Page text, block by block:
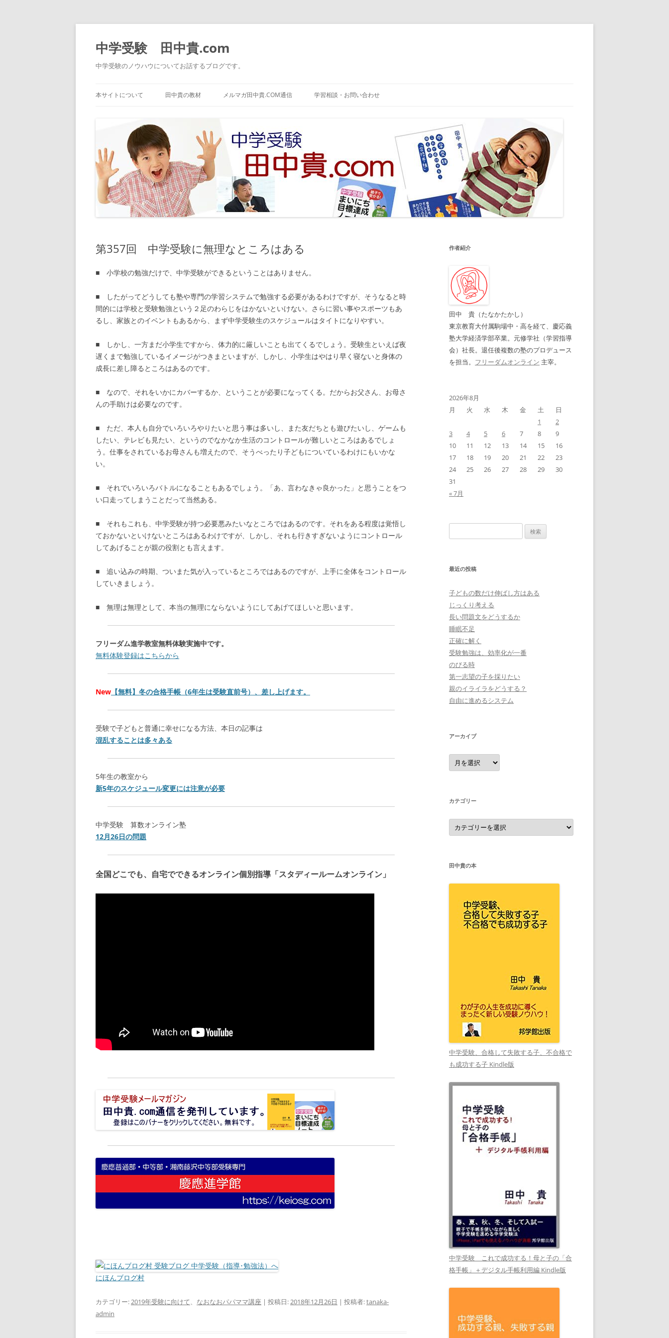
中学受験 田中貴.com
中学受験のノウハウについてお話するブログです。
ン
テ
本サイトについて 田中貴の教材 メルマガ田中貴.COM通信 学習相談・お問い合わせ
第357回 中学受験に無理なところはある
■ 小学校の勉強だけで、中学受験ができるということはありません。
■ したがってどうしても塾や専門の学習システムで勉強する必要があるわけですが、そうなると時
間的には学校と受験勉強という２足のわらじをはかないといけない。さらに習い事やスポーツもあ
るし、家族とのイベントもあるから、まず中学受験生のスケジュールはタイトになりやすい。
■ しかし、一方まだ小学生ですから、体力的に厳しいことも出てくるでしょう。受験生といえば夜
遅くまで勉強しているイメージがつきまといますが、しかし、小学生はやはり早く寝ないと身体の
成長に差し障るところはあるのです。
■ なので、それをいかにカバーするか、ということが必要になってくる。だからお父さん、お母さ
んの手助けは必要なのです。
■ ただ、本人も自分でいろいろやりたいと思う事は多いし、また友だちとも遊びたいし、ゲームも
したい、テレビも見たい、というのでなかなか生活のコントロールが難しいところはあるでしょ
う。仕事をされているお母さんも増えたので、そうべったり子どもについているわけにもいかな
い。
■ それでいろいろバトルになることもあるでしょう。「あ、言わなきゃ良かった」と思うことをつ
い口走ってしまうことだって当然ある。
■ それもこれも、中学受験が持つ必要悪みたいなところではあるのです。それをある程度は覚悟し
ておかないといけないところはあるわけですが、しかし、それも行きすぎないようにコントロール
してあげることが親の役割とも言えます。
■ 追い込みの時期、ついまた気が入っているところではあるのですが、上手に全体をコントロール
していきましょう。
■ 無理は無理として、本当の無理にならないようにしてあげてほしいと思います。
フリーダム進学教室無料体験実施中です。
無料体験登録はこちらから
New 【無料】冬の合格手帳（6年生は受験直前号）、差し上げます。
受験で子どもと普通に幸せになる方法、本日の記事は
混乱することは多々ある
5年生の教室から
新5年のスケジュール変更には注意が必要
中学受験 算数オンライン塾
12月26日の問題
全国どこでも、自宅でできるオンライン個別指導「スタディールームオンライン」
にほんブログ村
カテゴリー:2019年受験に向けて、 なおなおパパママ講座 | 投稿日:2018年12月26日 | 投稿者:tanaka-
admin
作者紹介
田中 貴（たなかたかし）
東京教育大付属駒場中・高を経て、慶応義
塾大学経済学部卒業。元修学社（学習指導
会）社長。退任後複数の塾のプロデュース
を担当。 フリーダムオンライン 主宰。
2026年8月
月
火 水 木 金 土
日
1
2
3
4 5 6 7 8
9
10
11 12 13 14 15
16
17
18 19 20 21 22
23
24
25 26 27 28 29
30
31
« 7月
索:
最近の投稿
子どもの数だけ伸ばし方はある
じっくり考える
長い問題文をどうするか
睡眠不足
正確に解く
受験勉強は、効率化が一番
のびる時
第一志望の子を採りたい
親のイライラをどうする？
自由に進めるシステム
アーカイブ
ア
ー
カ
カテゴリー
カ
テ
ゴ
田中貴の本
中学受験、合格して失敗する子、不合格で
も成功する子 Kindle版
中学受験 これで成功する！母と子の「合
格手帳」＋デジタル手帳利用編 Kindle版